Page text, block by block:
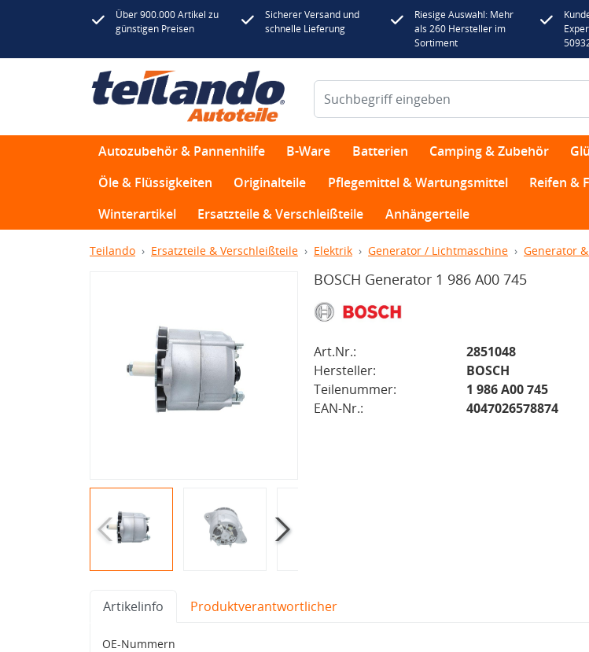
Über 900.000 Artikel zu
günstigen Preisen
Sicherer Versand und
schnelle Lieferung
Riesige Auswahl: Mehr
als 260 Hersteller im
Sortiment
Autozubehör & Pannenhilfe B-Ware Batterien Camping & Zubehör
Öle & Flüssigkeiten
Originalteile Pflegemittel & Wartungsmittel Reifen &
Winterartikel
Ersatzteile & Verschleißteile Anhängerteile
Teilando Ersatzteile & Verschleißteile Elektrik Generator / Lichtmaschine Generator
BOSCH Generator 1 986 A00 745
Art.Nr.:
2851048
Hersteller:
BOSCH
Teilenummer:
1 986 A00 745
EAN-Nr.:
4047026578874
Artikelinfo Produktverantwortlicher
OE-Nummern